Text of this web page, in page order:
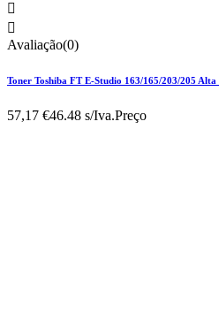


Avaliação(0)
Toner Toshiba FT E-Studio 163/165/203/205
57,17 €46.48 s/Iva.Preço